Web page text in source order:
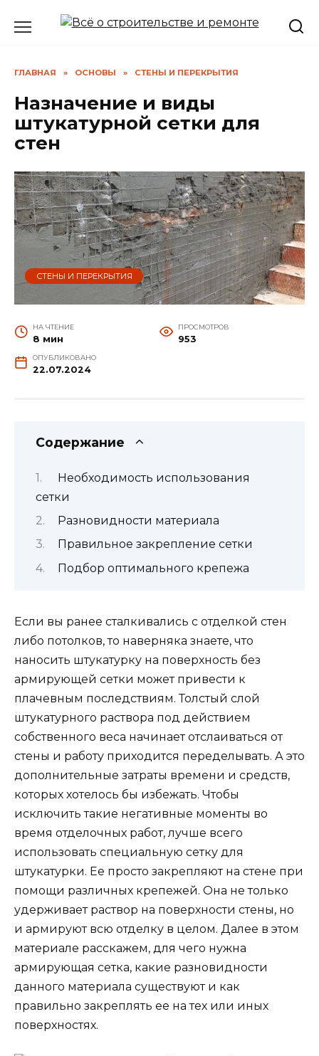
ГЛАВНАЯ » ОСНОВЫ » СТЕНЫ И ПЕРЕКРЫТИЯ
Назначение и виды
штукатурной сетки для
стен
СТЕНЫ И ПЕРЕКРЫТИЯ
НА ЧТЕНИЕ
8 мин
ПРОСМОТРОВ
953
ОПУБЛИКОВАНО
22.07.2024
Содержание
Необходимость использования
сетки
Разновидности материала
Правильное закрепление сетки
Подбор оптимального крепежа
Если вы ранее сталкивались с отделкой стен
либо потолков, то наверняка знаете, что
наносить штукатурку на поверхность без
армирующей сетки может привести к
плачевным последствиям. Толстый слой
штукатурного раствора под действием
собственного веса начинает отслаиваться от
стены и работу приходится переделывать. А это
дополнительные затраты времени и средств,
которых хотелось бы избежать. Чтобы
исключить такие негативные моменты во
время отделочных работ, лучше всего
использовать специальную сетку для
штукатурки. Ее просто закрепляют на стене при
помощи различных крепежей. Она не только
удерживает раствор на поверхности стены, но
и армируют всю отделку в целом. Далее в этом
материале расскажем, для чего нужна
армирующая сетка, какие разновидности
данного материала существуют и как
правильно закреплять ее на тех или иных
поверхностях.